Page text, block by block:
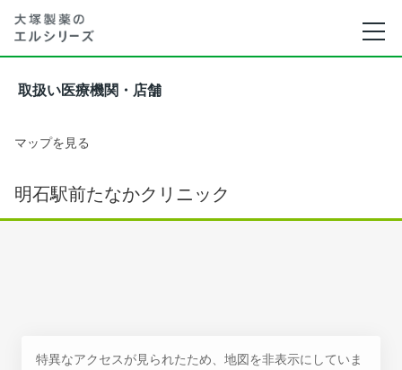
取扱い医療機関・店舗
マップを見る
明石駅前たなかクリニック
特異なアクセスが見られたため、地図を非表示にしていま